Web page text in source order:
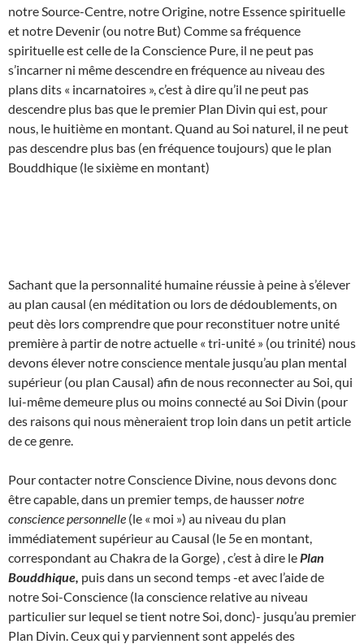
notre Source-Centre, notre Origine, notre Essence spirituelle
et notre Devenir (ou notre But) Comme sa fréquence
spirituelle est celle de la Conscience Pure, il ne peut pas
s’incarner ni même descendre en fréquence au niveau des
plans dits « incarnatoires », c’est à dire qu’il ne peut pas
descendre plus bas que le premier Plan Divin qui est, pour
nous, le huitième en montant. Quand au Soi naturel, il ne peut
pas descendre plus bas (en fréquence toujours) que le plan
Bouddhique (le sixième en montant)
Sachant que la personnalité humaine réussie à peine à s’élever
au plan causal (en méditation ou lors de dédoublements, on
peut dès lors comprendre que pour reconstituer notre unité
première à partir de notre actuelle « tri-unité » (ou trinité) nous
devons élever notre conscience mentale jusqu’au plan mental
supérieur (ou plan Causal) afin de nous reconnecter au Soi, qui
lui-même demeure plus ou moins connecté au Soi Divin (pour
des raisons qui nous mèneraient trop loin dans un petit article
de ce genre.
Pour contacter notre Conscience Divine, nous devons donc
être capable, dans un premier temps, de haussernotre
conscience personnelle (le « moi ») au niveau du plan
immédiatement supérieur au Causal (le 5e en montant,
correspondant au Chakra de la Gorge) , c’est à dire le Plan
Bouddhique, puis dans un second temps -et avec l’aide de
notre Soi-Conscience (la conscience relative au niveau
particulier sur lequel se tient notre Soi, donc)- jusqu’au premier
Plan Divin. Ceux qui y parviennent sont appelés des